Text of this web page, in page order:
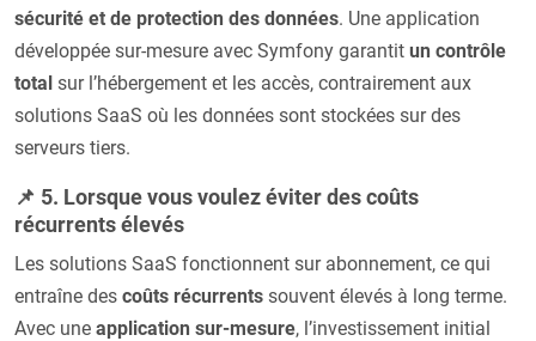
sécurité et de protection des données. Une application
développée sur-mesure avec Symfony garantit un contrôle
total sur l’hébergement et les accès, contrairement aux
solutions SaaS où les données sont stockées sur des
serveurs tiers.
📌 5. Lorsque vous voulez éviter des coûts
récurrents élevés
Les solutions SaaS fonctionnent sur abonnement, ce qui
entraîne des coûts récurrents souvent élevés à long terme.
Avec une application sur-mesure, l’investissement initial